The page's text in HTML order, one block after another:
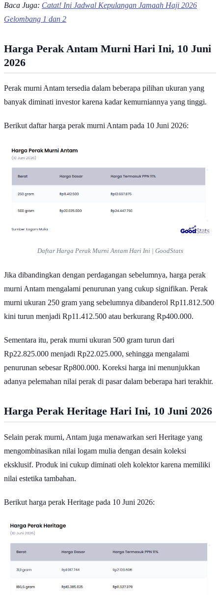
Baca Juga: Catat! Ini Jadwal Kepulangan Jamaah Haji 2026
Gelombang 1 dan 2
Harga Perak Antam Murni Hari Ini, 10 Juni
2026
Perak murni Antam tersedia dalam beberapa pilihan ukuran yang
banyak diminati investor karena kadar kemurniannya yang tinggi.
Berikut daftar harga perak murni Antam pada 10 Juni 2026:
Daftar Harga Perak Murni Antam Hari Ini | GoodStats
Jika dibandingkan dengan perdagangan sebelumnya, harga perak
murni Antam mengalami penurunan yang cukup signifikan. Perak
murni ukuran 250 gram yang sebelumnya dibanderol Rp11.812.500
kini turun menjadi Rp11.412.500 atau berkurang Rp400.000.
Sementara itu, perak murni ukuran 500 gram turun dari
Rp22.825.000 menjadi Rp22.025.000, sehingga mengalami
penurunan sebesar Rp800.000. Koreksi harga ini menunjukkan
adanya pelemahan nilai perak di pasar dalam beberapa hari terakhir.
Harga Perak Heritage Hari Ini, 10 Juni 2026
Selain perak murni, Antam juga menawarkan seri Heritage yang
mengombinasikan nilai logam mulia dengan desain koleksi
eksklusif. Produk ini cukup diminati oleh kolektor karena memiliki
nilai estetika tambahan.
Berikut harga perak Heritage pada 10 Juni 2026: